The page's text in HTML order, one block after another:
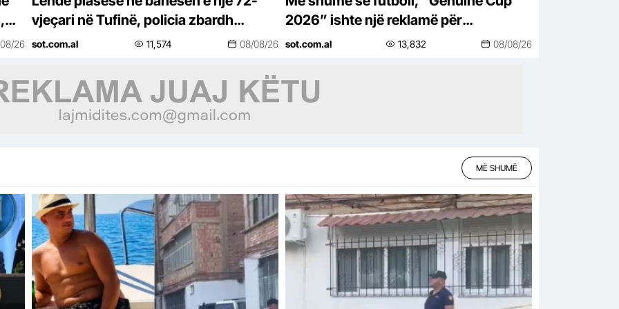
26
vjeçari në Tufinë, policia zbardh
ngjarjen, shpallen në kërkim 3 vëllezër
sot.com.al 11,574 08/08/26
2026” ishte një reklamë për
Shqipërinë
sot.com.al 13,832 08/08/26
MË SHUMË